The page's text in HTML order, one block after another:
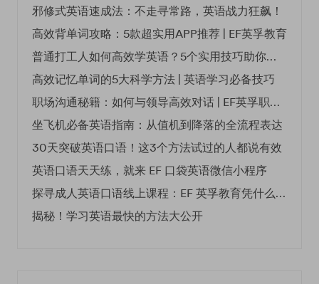
邪修式英语速成法：不走寻常路，英语战力狂飙！
高效背单词攻略：5款超实用APP推荐 | EF英孚教育
普通打工人如何高效学英语？5个实用技巧助你突破职场瓶颈
高效记忆单词的5大科学方法 | 英语学习必备技巧
职场沟通秘籍：如何与领导高效对话 | EF英孚职场指南
坐飞机必备英语指南：从值机到降落的全流程表达
30天突破英语口语！这3个方法试过的人都说有效
英语口语天天练，就来 EF 口袋英语微信小程序
探寻成人英语口语线上课程：EF 英孚教育凭什么领航
揭秘！学习英语最快的方法大公开